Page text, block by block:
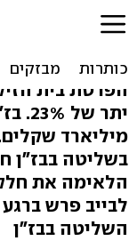
הפרטת בית
מיליארד
בשליטה בבז"ן
הלאימה את
לבייב פרש
השליטה בבז"ן